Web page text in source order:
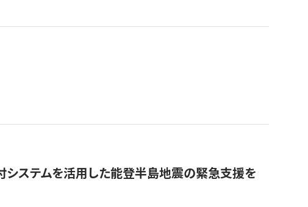
システムを活用した能登半島地震の緊急支援を